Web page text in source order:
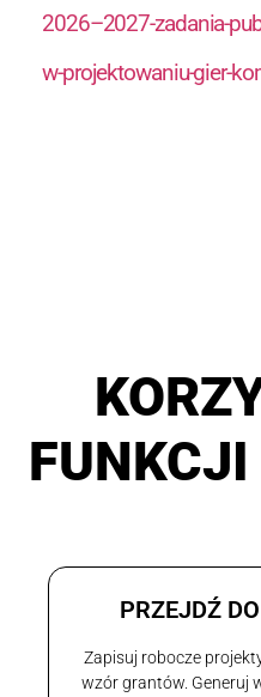
2026–2027-zadania-
w-projektowaniu-gier-
PRZEJDŹ
Zapisuj robocze
wzór grantów. Generuj